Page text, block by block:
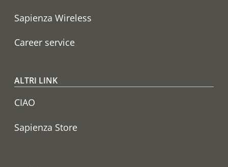
Sapienza Wireless
Career service
ALTRI LINK
CIAO
Sapienza Store